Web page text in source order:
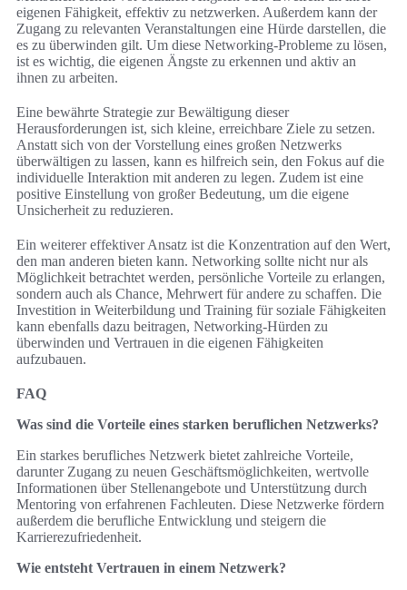
eigenen Fähigkeit, effektiv zu netzwerken. Außerdem kann der
Zugang zu relevanten Veranstaltungen eine Hürde darstellen, die
es zu überwinden gilt. Um diese Networking-Probleme zu lösen,
ist es wichtig, die eigenen Ängste zu erkennen und aktiv an
ihnen zu arbeiten.
Eine bewährte Strategie zur Bewältigung dieser
Herausforderungen ist, sich kleine, erreichbare Ziele zu setzen.
Anstatt sich von der Vorstellung eines großen Netzwerks
überwältigen zu lassen, kann es hilfreich sein, den Fokus auf die
individuelle Interaktion mit anderen zu legen. Zudem ist eine
positive Einstellung von großer Bedeutung, um die eigene
Unsicherheit zu reduzieren.
Ein weiterer effektiver Ansatz ist die Konzentration auf den Wert,
den man anderen bieten kann. Networking sollte nicht nur als
Möglichkeit betrachtet werden, persönliche Vorteile zu erlangen,
sondern auch als Chance, Mehrwert für andere zu schaffen. Die
Investition in Weiterbildung und Training für soziale Fähigkeiten
kann ebenfalls dazu beitragen, Networking-Hürden zu
überwinden und Vertrauen in die eigenen Fähigkeiten
aufzubauen.
FAQ
Was sind die Vorteile eines starken beruflichen Netzwerks?
Ein starkes berufliches Netzwerk bietet zahlreiche Vorteile,
darunter Zugang zu neuen Geschäftsmöglichkeiten, wertvolle
Informationen über Stellenangebote und Unterstützung durch
Mentoring von erfahrenen Fachleuten. Diese Netzwerke fördern
außerdem die berufliche Entwicklung und steigern die
Karrierezufriedenheit.
Wie entsteht Vertrauen in einem Netzwerk?